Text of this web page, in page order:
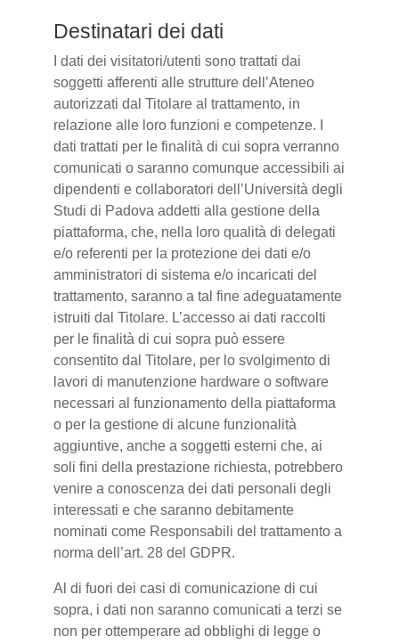
Destinatari dei dati
I dati dei visitatori/utenti sono trattati dai
soggetti afferenti alle strutture dell’Ateneo
autorizzati dal Titolare al trattamento, in
relazione alle loro funzioni e competenze. I
dati trattati per le finalità di cui sopra verranno
comunicati o saranno comunque accessibili ai
dipendenti e collaboratori dell’Università degli
Studi di Padova addetti alla gestione della
piattaforma, che, nella loro qualità di delegati
e/o referenti per la protezione dei dati e/o
amministratori di sistema e/o incaricati del
trattamento, saranno a tal fine adeguatamente
istruiti dal Titolare. L’accesso ai dati raccolti
per le finalità di cui sopra può essere
consentito dal Titolare, per lo svolgimento di
lavori di manutenzione hardware o software
necessari al funzionamento della piattaforma
o per la gestione di alcune funzionalità
aggiuntive, anche a soggetti esterni che, ai
soli fini della prestazione richiesta, potrebbero
venire a conoscenza dei dati personali degli
interessati e che saranno debitamente
nominati come Responsabili del trattamento a
norma dell’art. 28 del GDPR.
Al di fuori dei casi di comunicazione di cui
sopra, i dati non saranno comunicati a terzi se
non per ottemperare ad obblighi di legge o